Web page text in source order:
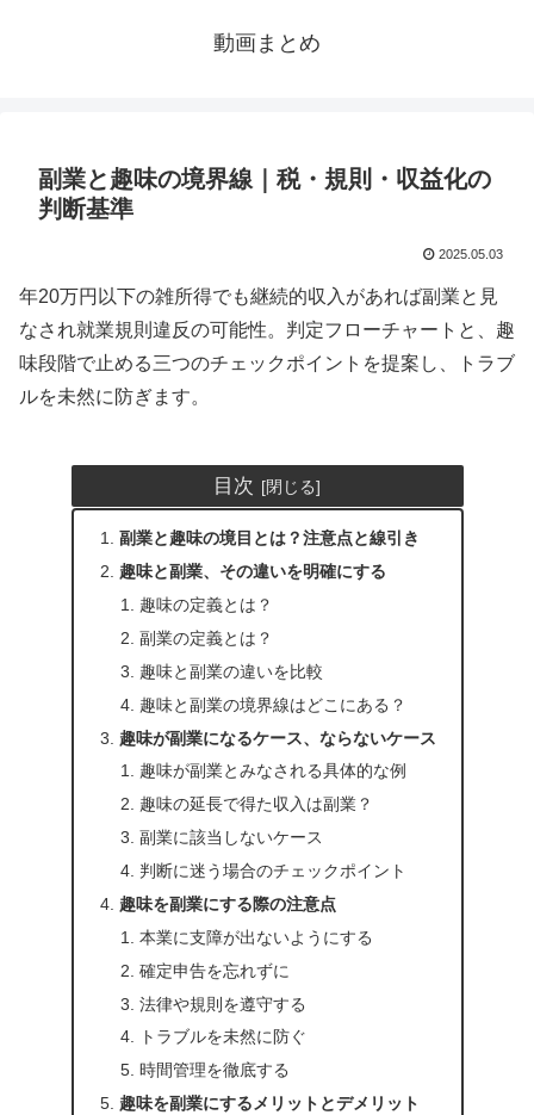
動画まとめ
副業と趣味の境界線｜税・規則・収益化の
判断基準
2025.05.03
年20万円以下の雑所得でも継続的収入があれば副業と見
なされ就業規則違反の可能性。判定フローチャートと、趣
味段階で止める三つのチェックポイントを提案し、トラブ
ルを未然に防ぎます。
目次
副業と趣味の境目とは？注意点と線引き
趣味と副業、その違いを明確にする
趣味の定義とは？
副業の定義とは？
趣味と副業の違いを比較
趣味と副業の境界線はどこにある？
趣味が副業になるケース、ならないケース
趣味が副業とみなされる具体的な例
趣味の延長で得た収入は副業？
副業に該当しないケース
判断に迷う場合のチェックポイント
趣味を副業にする際の注意点
本業に支障が出ないようにする
確定申告を忘れずに
法律や規則を遵守する
トラブルを未然に防ぐ
時間管理を徹底する
趣味を副業にするメリットとデメリット